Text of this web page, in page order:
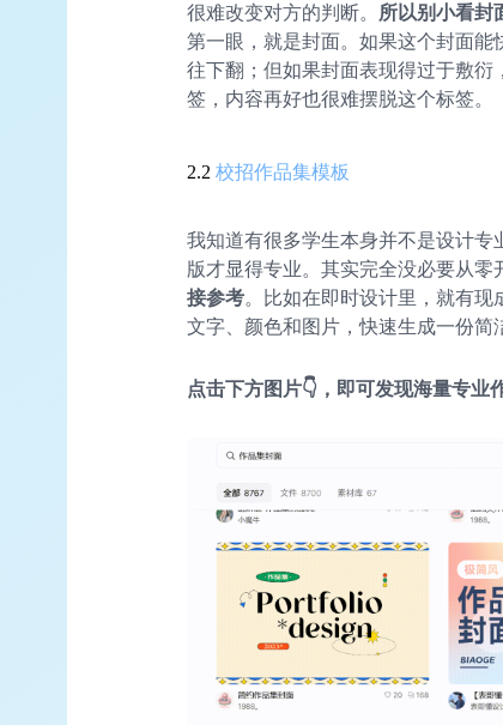
很难改变对方的判断。
所以别小看封
第一眼，就是封面。如果这个封面
往下翻；但如果封面表现得过于敷衍
签，内容再好也很难摆脱这个标签。
2.2 校招作品集模板
我知道有很多学生本身并不是设计
版才显得专业。其实完全没必要从零
接参考。比如在即时设计里，就有
文字、颜色和图片，快速生成一份简
点击下方图片👇，即可发现海量专业